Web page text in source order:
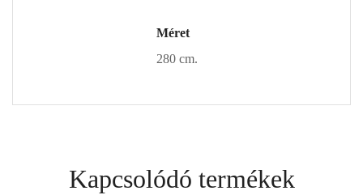
Méret
280 cm.
Kapcsolódó termékek